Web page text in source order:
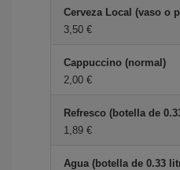
Cerveza Local (vaso o
3,50 €
Cappuccino (normal)
2,00 €
Refresco (botella de
1,89 €
Agua (botella de 0.33